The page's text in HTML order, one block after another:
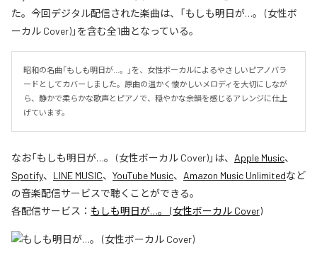
た。今回デジタル配信された楽曲は、「もしも明日が…。 (女性ボ
ーカル Cover)」を含む全1曲となっている。
昭和の名曲「もしも明日が…。」を、女性ボーカルによるやさしいピアノバラ
ードとしてカバーしました。原曲の温かく懐かしいメロディを大切にしなが
ら、静かで柔らかな歌声とピアノで、穏やかな余韻を感じるアレンジに仕上
げています。
なお「もしも明日が…。 (女性ボーカル Cover)」は、 Apple Music、
Spotify、 LINE MUSIC、 YouTube Music、 Amazon Music Unlimitedなど
の音楽配信サービスで聴くことができる。
各配信サービス： もしも明日が…。 (女性ボーカル Cover)